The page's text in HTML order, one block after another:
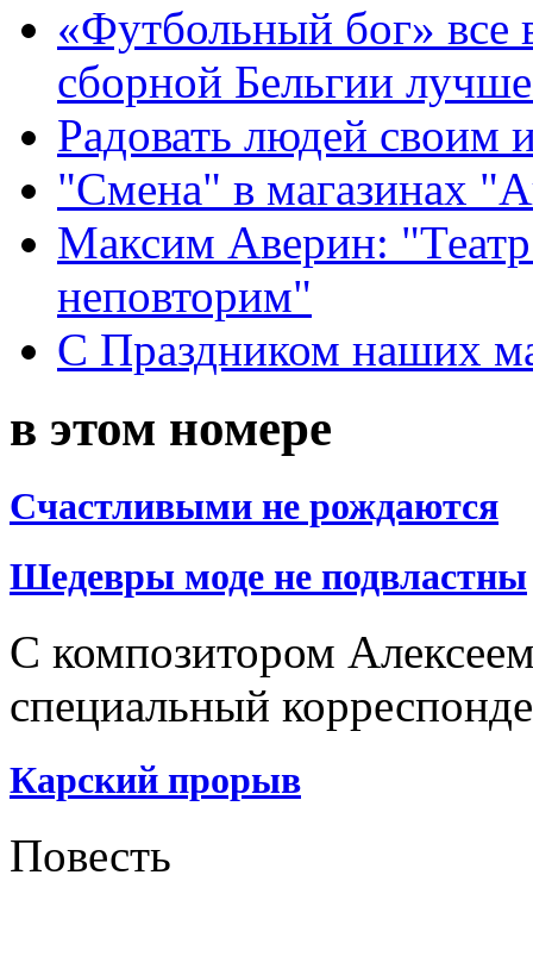
«Футбольный бог» все
сборной Бельгии
Радовать людей своим
"Смена" в магазинах
Максим Аверин:
неповторим"
С Праздником наших
в этом номере
Счастливыми не рождаются
Шедевры моде не подвластны
С композитором
специальный
Карский прорыв
Повесть